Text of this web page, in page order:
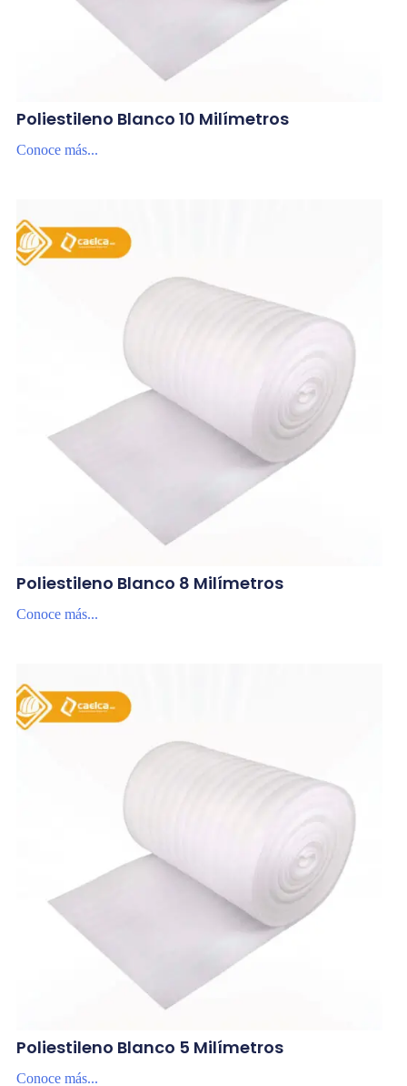
Poliestileno Blanco 10 Milímetros
Conoce más...
Poliestileno Blanco 8 Milímetros
Conoce más...
Poliestileno Blanco 5 Milímetros
Conoce más...